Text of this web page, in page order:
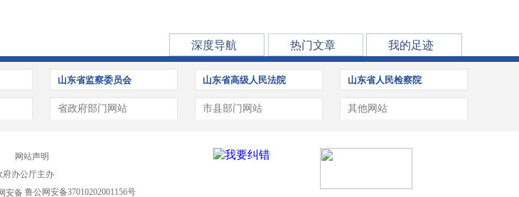
深度导航 热门文章 我的足迹
山东省监察委员会 山东省高级人民法院 山东省人民检察院
省政府部门网站 市县部门网站 其他网站
网站声明
府办公厅主办
鲁公网安备37010202001156号